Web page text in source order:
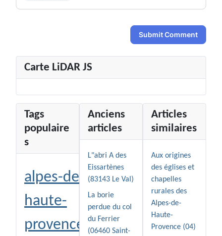
Submit Comment
Carte LiDAR JS
Tags
populaire
s
alpes-de-
haute-
provence
Anciens
articles
L"abri A des
Eissartènes
(83143 Le Val)
La borie
perdue du col
du Ferrier
(06460 Saint-
Articles
similaires
Aux origines
des églises et
chapelles
rurales des
Alpes-de-
Haute-
Provence (04)